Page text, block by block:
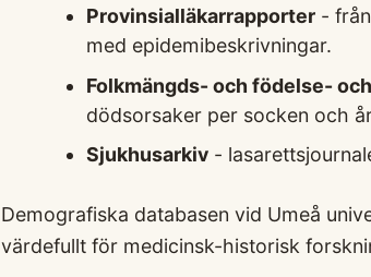
Provinsialläkarrapporter- från
med epidemibeskrivningar.
Folkmängds- och födelse-
dödsorsaker per socken och
Sjukhusarkiv-
Demografiska databasen vid Umeå
värdefullt för medicinsk-historisk